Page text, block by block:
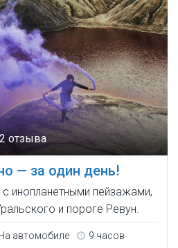
отзыва
— за один день!
инопланетными пейзажами,
и пороге Ревун.
автомобиле 9 часов